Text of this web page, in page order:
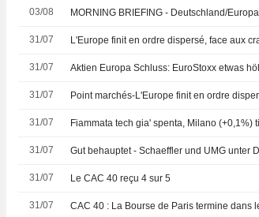
03/08 MORNING BRIEFING - Deutschland/Europa
31/07 L'Europe finit en ordre dispersé, face aux
31/07 Aktien Europa Schluss: EuroStoxx etwas
31/07
31/07 Fiammata tech gia' spenta, Milano (+0,1%)
31/07 Gut behauptet - Schaeffler und UMG unter
31/07 Le CAC 40 reçu 4 sur 5
31/07